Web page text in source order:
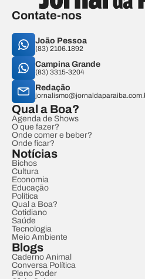
Contate-nos
João Pessoa
(83) 2106.1892
Campina Grande
(83) 3315-3204
Redação
Qual a Boa?
Agenda de Shows
O que fazer?
Onde comer e beber?
Onde ficar?
Notícias
Bichos
Cultura
Economia
Educação
Política
Qual a Boa?
Cotidiano
Saúde
Tecnologia
Meio Ambiente
Blogs
Caderno Animal
Conversa Política
Pleno Poder